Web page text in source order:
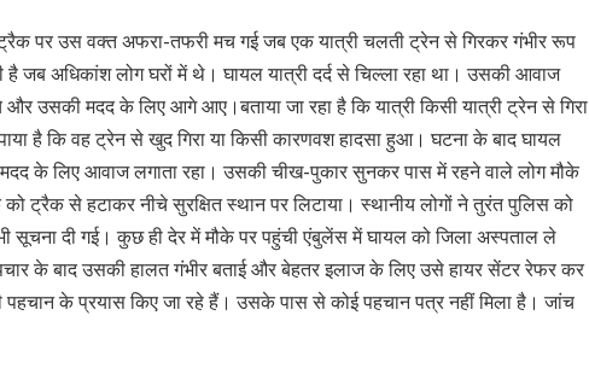
पर उस वक्त अफरा-तफरी मच गई जब एक यात्री चलती ट्रेन से गिरकर गंभीर रूप
है जब अधिकांश लोग घरों में थे। घायल यात्री दर्द से चिल्ला रहा था। उसकी आवाज
उसकी मदद के लिए आगे आए।बताया जा रहा है कि यात्री किसी यात्री ट्रेन से गिरा
है कि वह ट्रेन से खुद गिरा या किसी कारणवश हादसा हुआ। घटना के बाद घायल
के लिए आवाज लगाता रहा। उसकी चीख-पुकार सुनकर पास में रहने वाले लोग मौके
ट्रैक से हटाकर नीचे सुरक्षित स्थान पर लिटाया। स्थानीय लोगों ने तुरंत पुलिस को
सूचना दी गई। कुछ ही देर में मौके पर पहुंची एंबुलेंस में घायल को जिला अस्पताल ले
के बाद उसकी हालत गंभीर बताई और बेहतर इलाज के लिए उसे हायर सेंटर रेफर कर
पहचान के प्रयास किए जा रहे हैं। उसके पास से कोई पहचान पत्र नहीं मिला है। जांच